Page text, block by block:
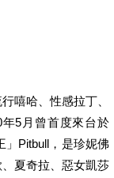
嘻哈、性感拉丁、
5月曾首度來台於
」Pitbull，是珍妮佛
夏奇拉、惡女凱莎